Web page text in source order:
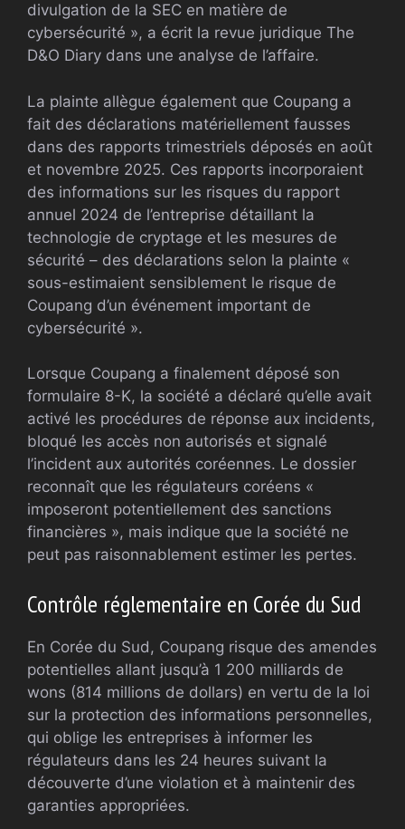
divulgation de la SEC en matière de
cybersécurité », a écrit la revue juridique The
D&O Diary dans une analyse de l’affaire.
La plainte allègue également que Coupang a
fait des déclarations matériellement fausses
dans des rapports trimestriels déposés en août
et novembre 2025. Ces rapports incorporaient
des informations sur les risques du rapport
annuel 2024 de l’entreprise détaillant la
technologie de cryptage et les mesures de
sécurité – des déclarations selon la plainte «
sous-estimaient sensiblement le risque de
Coupang d’un événement important de
cybersécurité ».
Lorsque Coupang a finalement déposé son
formulaire 8-K, la société a déclaré qu’elle avait
activé les procédures de réponse aux incidents,
bloqué les accès non autorisés et signalé
l’incident aux autorités coréennes. Le dossier
reconnaît que les régulateurs coréens «
imposeront potentiellement des sanctions
financières », mais indique que la société ne
peut pas raisonnablement estimer les pertes.
Contrôle réglementaire en Corée du Sud
En Corée du Sud, Coupang risque des amendes
potentielles allant jusqu’à 1 200 milliards de
wons (814 millions de dollars) en vertu de la loi
sur la protection des informations personnelles,
qui oblige les entreprises à informer les
régulateurs dans les 24 heures suivant la
découverte d’une violation et à maintenir des
garanties appropriées.